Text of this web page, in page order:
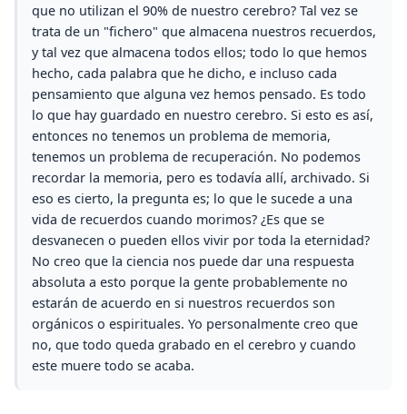
que no utilizan el 90% de nuestro cerebro? Tal vez se
trata de un "fichero" que almacena nuestros recuerdos,
y tal vez que almacena todos ellos; todo lo que hemos
hecho, cada palabra que he dicho, e incluso cada
pensamiento que alguna vez hemos pensado. Es todo
lo que hay guardado en nuestro cerebro. Si esto es así,
entonces no tenemos un problema de memoria,
tenemos un problema de recuperación. No podemos
recordar la memoria, pero es todavía allí, archivado. Si
eso es cierto, la pregunta es; lo que le sucede a una
vida de recuerdos cuando morimos? ¿Es que se
desvanecen o pueden ellos vivir por toda la eternidad?
No creo que la ciencia nos puede dar una respuesta
absoluta a esto porque la gente probablemente no
estarán de acuerdo en si nuestros recuerdos son
orgánicos o espirituales. Yo personalmente creo que
no, que todo queda grabado en el cerebro y cuando
este muere todo se acaba.